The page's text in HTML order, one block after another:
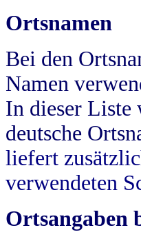
Ortsnamen
Bei den
Namen
In dieser Liste
deutsche
liefert
verwendeten
Ortsangaben